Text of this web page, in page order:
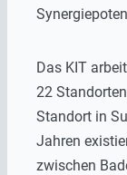
Das KIT
22
Standort in
Jahren
zwischen